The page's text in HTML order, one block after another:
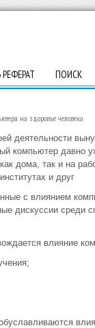
ПОИСК
на здоровье человека
деятельности
компьютер давно
дома, так и на
и друг
с влиянием
дискуссии среди
влияние